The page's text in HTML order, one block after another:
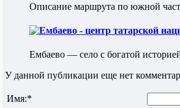
Описание маршрута по южной
Ембаево - центр татарской
Ембаево — село с богатой
У данной публикации еще нет
Имя:*